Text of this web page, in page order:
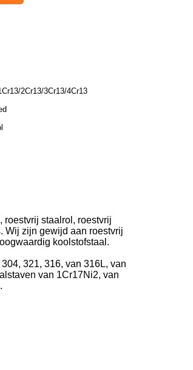
2Cr13/3Cr13/4Cr13
staalrol, roestvrij
Wij zijn gewijd aan roestvrij
koolstofstaal.
321, 316, van 316L, van
van 1Cr17Ni2, van